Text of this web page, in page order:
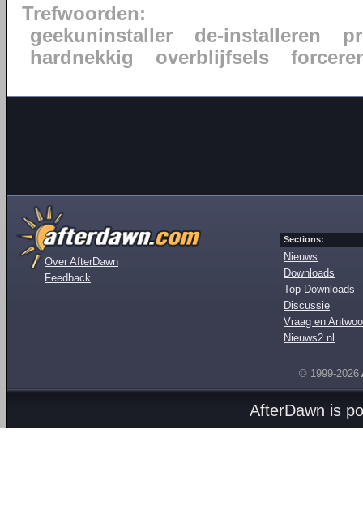
Trefwoorden:
geekuninstaller
de-installeren
hardnekkig
overblijfsels
Over AfterDawn
Feedback
Sections:
Nieuws
Downloads
Top Downloads
Discussie
Vraag en
Nieuws2.nl
© 1999-2026
AfterDawn is